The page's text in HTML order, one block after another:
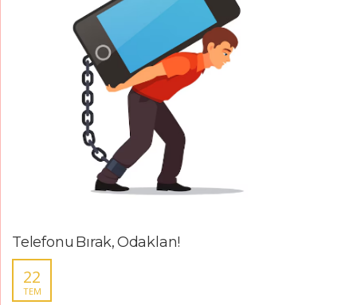
Telefonu Bırak, Odaklan!
22
TEM